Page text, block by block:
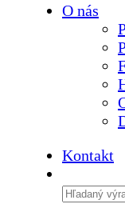
O nás
Kontakt